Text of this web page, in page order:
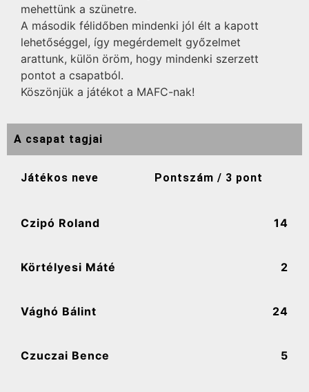
mehettünk a szünetre.
A második félidőben mindenki jól élt a kapott
lehetőséggel, így megérdemelt győzelmet
arattunk, külön öröm, hogy mindenki szerzett
pontot a csapatból.
Köszönjük a játékot a MAFC-nak!
A csapat tagjai
Játékos neve Pontszám / 3 pont
Czipó Roland 14
Körtélyesi Máté 2
Vághó Bálint 24
Czuczai Bence 5